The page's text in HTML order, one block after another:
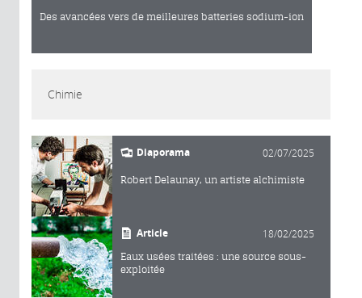
Des avancées vers de meilleures batteries sodium-ion
Chimie
Diaporama 02/07/2025
Robert Delaunay, un artiste alchimiste
Article 18/02/2025
Eaux usées traitées : une source sous-
exploitée